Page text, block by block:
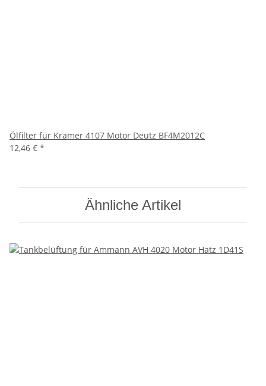
Ölfilter für Kramer 4107 Motor Deutz BF4M2012C
12,46 € *
Ähnliche Artikel